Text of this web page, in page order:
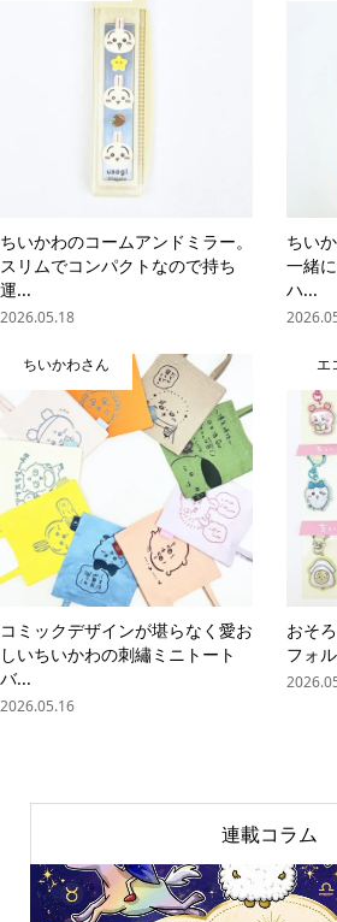
ちいかわのコームアンドミラー。
スリムでコンパクトなので持ち
運...
2026.05.18
ちい
一緒
ハ...
ちいかわさん
コミックデザインが堪らなく愛お
しいちいかわの刺繡ミニトート
バ...
2026.05.16
エ
おそ
フォ
連載コラム